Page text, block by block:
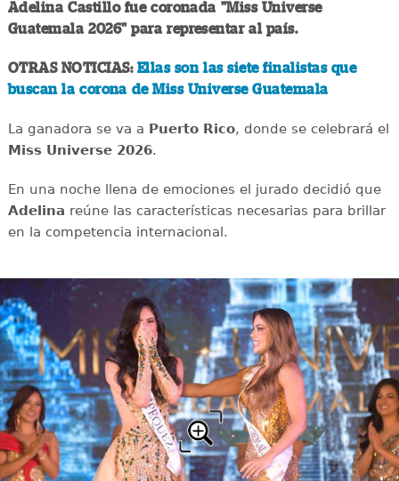
Adelina Castillo fue coronada "Miss Universe
Guatemala 2026" para representar al país.
OTRAS NOTICIAS: Ellas son las siete finalistas que
buscan la corona de Miss Universe Guatemala
La ganadora se va a Puerto Rico, donde se celebrará el
Miss Universe 2026.
En una noche llena de emociones el jurado decidió que
Adelina reúne las características necesarias para brillar
en la competencia internacional.